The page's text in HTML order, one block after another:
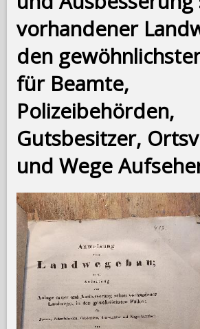
vorhandener
den
für Beamte,
Polizeibehörden,
Gutsbesitzer,
und Wege